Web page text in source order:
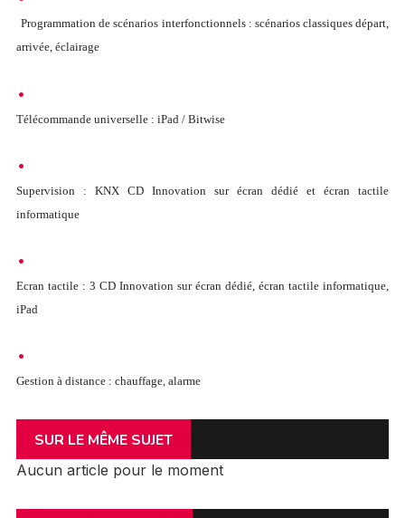
Programmation de scénarios interfonctionnels : scénarios classiques départ,
arrivée, éclairage
Télécommande universelle : iPad / Bitwise
Supervision : KNX CD Innovation sur écran dédié et écran tactile
informatique
Ecran tactile : 3 CD Innovation sur écran dédié, écran tactile informatique,
iPad
Gestion à distance : chauffage, alarme
SUR LE MÊME SUJET
Aucun article pour le moment